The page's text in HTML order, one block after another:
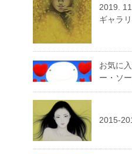
2019.
ギャラ
お気に
ー・ソ
2015-